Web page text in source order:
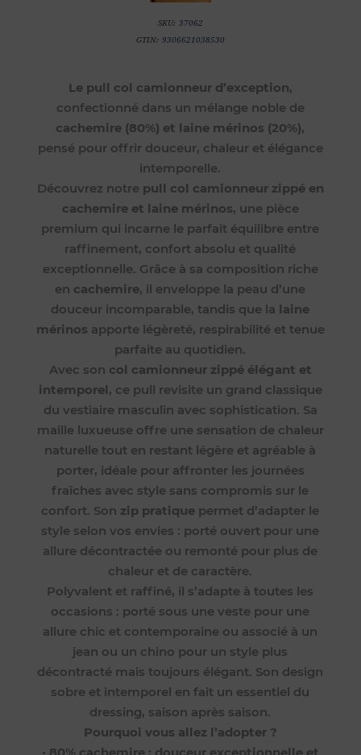
SKU: 37062
GTIN: 9306621038530
Le pull col camionneur d’exception,
confectionné dans un mélange noble de
cachemire (80%) et laine mérinos (20%),
pensé pour offrir douceur, chaleur et élégance
intemporelle.
Découvrez notre pull col camionneur zippé en
cachemire et laine mérinos, une pièce
premium qui incarne le parfait équilibre entre
raffinement, confort absolu et qualité
exceptionnelle. Grâce à sa composition riche
en cachemire, il enveloppe la peau d’une
douceur incomparable, tandis que la laine
mérinos apporte légèreté, respirabilité et tenue
parfaite au quotidien.
Avec son col camionneur zippé élégant et
intemporel, ce pull revisite un grand classique
du vestiaire masculin avec sophistication. Sa
maille luxueuse offre une sensation de chaleur
naturelle tout en restant légère et agréable à
porter, idéale pour affronter les journées
fraîches avec style sans compromis sur le
confort. Son zip pratique permet d’adapter le
style selon vos envies : porté ouvert pour une
allure décontractée ou remonté pour plus de
chaleur et de caractère.
Polyvalent et raffiné, il s’adapte à toutes les
occasions : porté sous une veste pour une
allure chic et contemporaine ou associé à un
jean ou un chino pour un style plus
décontracté mais toujours élégant. Son design
sobre et intemporel en fait un essentiel du
dressing, saison après saison.
Pourquoi vous allez l’adopter ?
• 80% cachemire : douceur exceptionnelle et